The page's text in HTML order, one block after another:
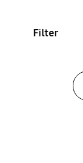
Filter